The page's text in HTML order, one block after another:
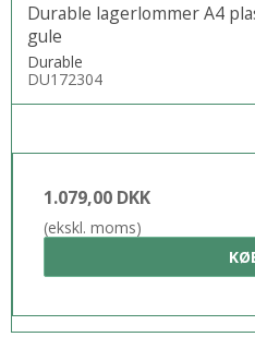
Durable lagerlommer A4
gule
Durable
DU172304
1.079,00 DKK
(ekskl. moms)